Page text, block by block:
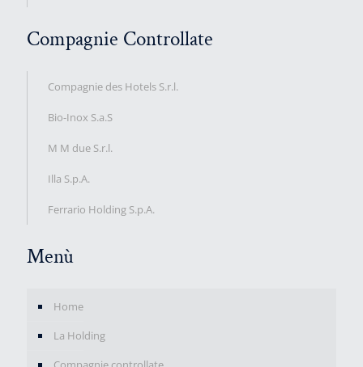
Compagnie Controllate
Compagnie des Hotels S.r.l.
Bio-Inox S.a.S
M M due S.r.l.
Illa S.p.A.
Ferrario Holding S.p.A.
Menù
Home
La Holding